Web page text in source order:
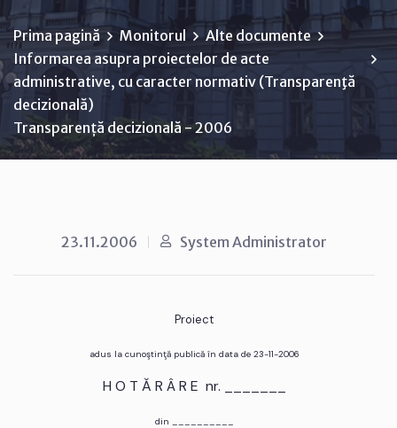
Prima pagină Monitorul
Alte documente
Informarea asupra proiectelor de acte
administrative, cu caracter normativ (Transparenţă
decizională)
Transparență decizională - 2006
23.11.2006 System Administrator
Proiect
adus la cunoştinţă publică în data de 23-11-2006
H O T Ă R Â R E nr. _______
din __________